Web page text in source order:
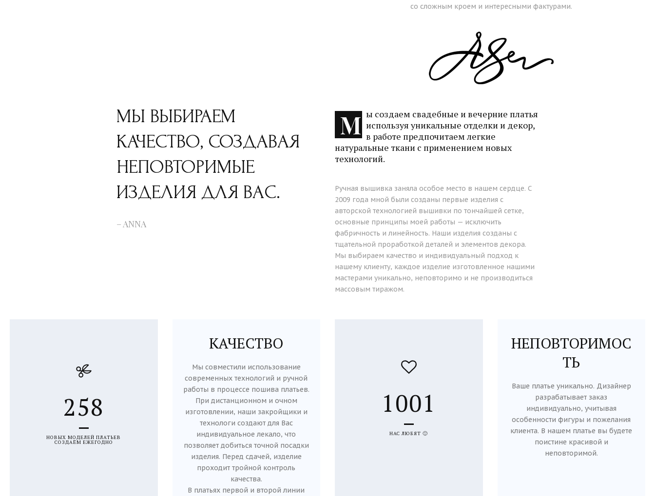
со сложным кроем и интересными фактурами.
МЫ ВЫБИРАЕМ
КАЧЕСТВО, СОЗДАВАЯ
НЕПОВТОРИМЫЕ
ИЗДЕЛИЯ ДЛЯ ВАС.
– ANNA
М ы создаем свадебные и вечерние платья
используя уникальные отделки и декор,
в работе предпочитаем легкие
натуральные ткани с применением новых
технологий.
Ручная вышивка заняла особое место в нашем сердце. С
2009 года мной были созданы первые изделия с
авторской технологией вышивки по тончайшей сетке,
основные принципы моей работы — исключить
фабричность и линейность. Наши изделия созданы с
тщательной проработкой деталей и элементов декора.
Мы выбираем качество и индивидуальный подход к
нашему клиенту, каждое изделие изготовленное нашими
мастерами уникально, неповторимо и не производиться
массовым тиражом.
258
НОВЫХ МОДЕЛЕЙ ПЛАТЬЕВ
СОЗДАЁМ ЕЖЕГОДНО
КАЧЕСТВО
Мы совместили использование
современных технологий и ручной
работы в процессе пошива платьев.
При дистанционном и очном
изготовлении, наши закройщики и
технологи создают для Вас
индивидуальное лекало, что
позволяет добиться точной посадки
изделия. Перед сдачей, изделие
проходит тройной контроль
качества.
В платьях первой и второй линии
1001
НАС ЛЮБЯТ 🙂
НЕПОВТОРИМОС
ТЬ
Ваше платье уникально. Дизайнер
разрабатывает заказ
индивидуально, учитывая
особенности фигуры и пожелания
клиента. В нашем платье вы будете
поистине красивой и
неповторимой.